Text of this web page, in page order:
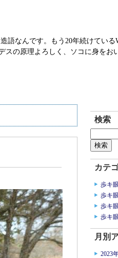
語なんです。もう20年続けている
の原理よろしく、ソコに身をお
検索
カテ
歩キ
歩キ
歩キ
歩キ
月別
2023